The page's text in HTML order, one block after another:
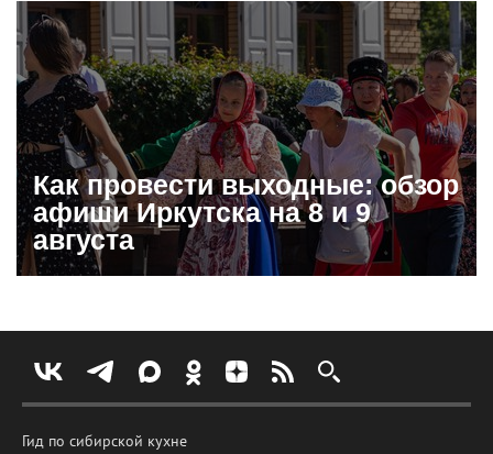
Как провести выходные: обзор
афиши Иркутска на 8 и 9
августа
Гид по сибирской кухне